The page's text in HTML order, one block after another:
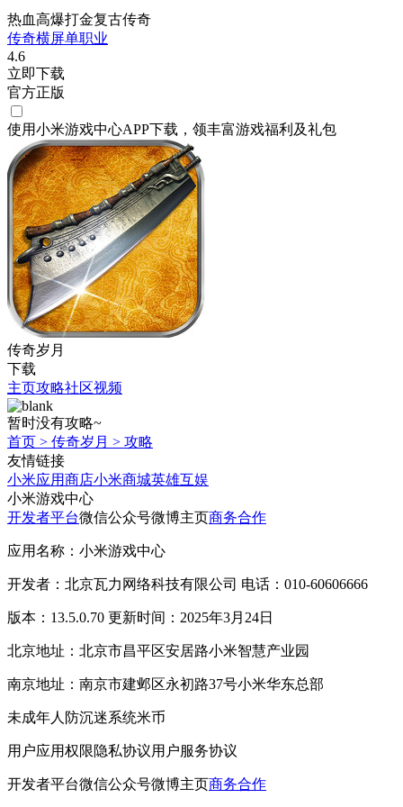
热血高爆打金复古传奇
传奇横屏单职业
4.6
立即下载
官方正版
使用小米游戏中心APP下载 ，领丰富游戏福利 及礼包
传奇岁月
下载
主页攻略社区视频
暂时没有攻略~
首页 > 传奇岁月 > 攻略
友情链接
小米应用商店小米商城英雄互娱
小米游戏中心
开发者平台微信公众号微博主页商务合作
应用名称：小米游戏中心
开发者：北京瓦力网络科技有限公司 电话：010-60606666
版本：13.5.0.70 更新时间：2025年3月24日
北京地址：北京市昌平区安居路小米智慧产业园
南京地址：南京市建邺区永初路37号小米华东总部
未成年人防沉迷系统米币
用户应用权限隐私协议用户服务协议
开发者平台微信公众号微博主页商务合作